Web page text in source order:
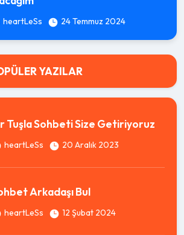
heartLeSs 24 Temmuz 2024
YAZILAR
Tuşla Sohbeti Size Getiriyoruz
heartLeSs 20 Aralık 2023
Arkadaşı Bul
heartLeSs 12 Şubat 2024